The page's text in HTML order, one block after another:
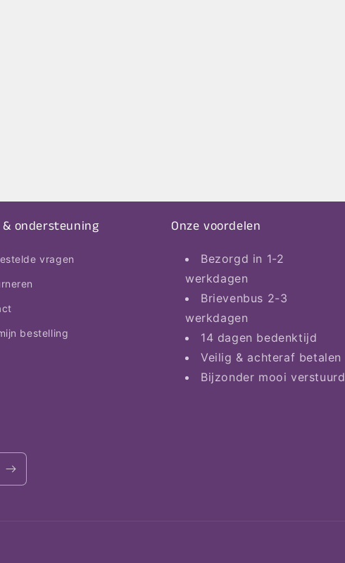
ondersteuning
vragen
bestelling
Onze voordelen
Bezorgd in 1-2
werkdagen
Brievenbus 2-3
werkdagen
14 dagen bedenktijd
Veilig & achteraf betalen
Bijzonder mooi verstuurd